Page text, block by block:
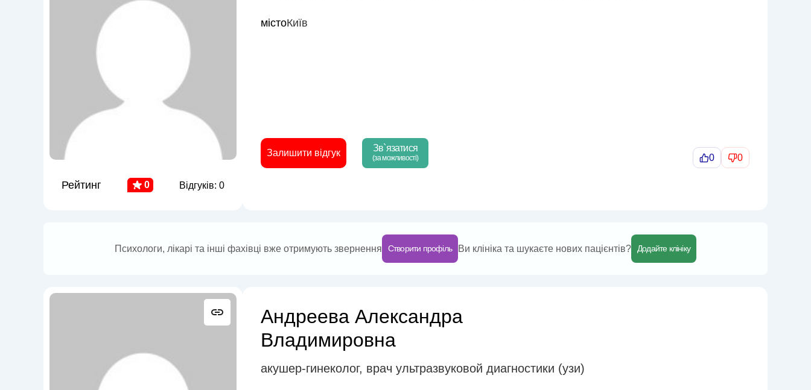
Рейтинг 0 Відгуків: 0
містоКиїв
Залишити відгук Зв`язатися
(за можливості) 0 0
Психологи, лікарі та інші фахівці вже отримують звернення Створити профіль Ви клініка та шукаєте нових пацієнтів? Додайте клініку
Андреева Александра
Владимировна
акушер-гинеколог, врач ультразвуковой диагностики (узи)